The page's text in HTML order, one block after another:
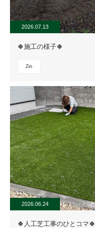
2026.07.13
🍀施工の様子🍀
Zin
2026.06.24
🍀人工芝工事のひとコマ🍀